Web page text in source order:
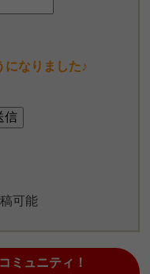
になりました♪
可能
ミュニティ！